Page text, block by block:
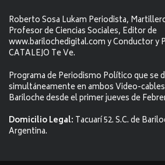
Roberto Sosa Lukam Periodista,
Profesor de Ciencias Sociales, Editor de
www.barilochedigital.com y Conductor y
CATALEJO Te Ve.
Programa de Periodismo Político que se
simultáneamente en ambos Video-
Bariloche desde el primer jueves de
Domicilio Legal: Tacuarí 52. S.C. de
Argentina.